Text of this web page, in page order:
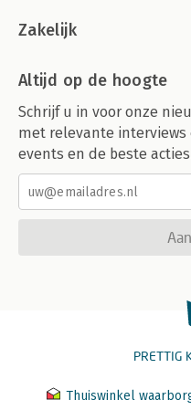
Zakelijk
Altijd op de hoogte
Schrijf u in voor onze
met relevante interviews
events en de beste
PRETTIG
Thuiswinkel